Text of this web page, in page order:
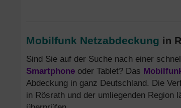
Mobilfunk Netzabdeckung in
Sind Sie auf der Suche nach einer
Smartphone oder Tablet? Das
Abdeckung in ganz Deutschland. Die
in Rösrath und der umliegenden Region